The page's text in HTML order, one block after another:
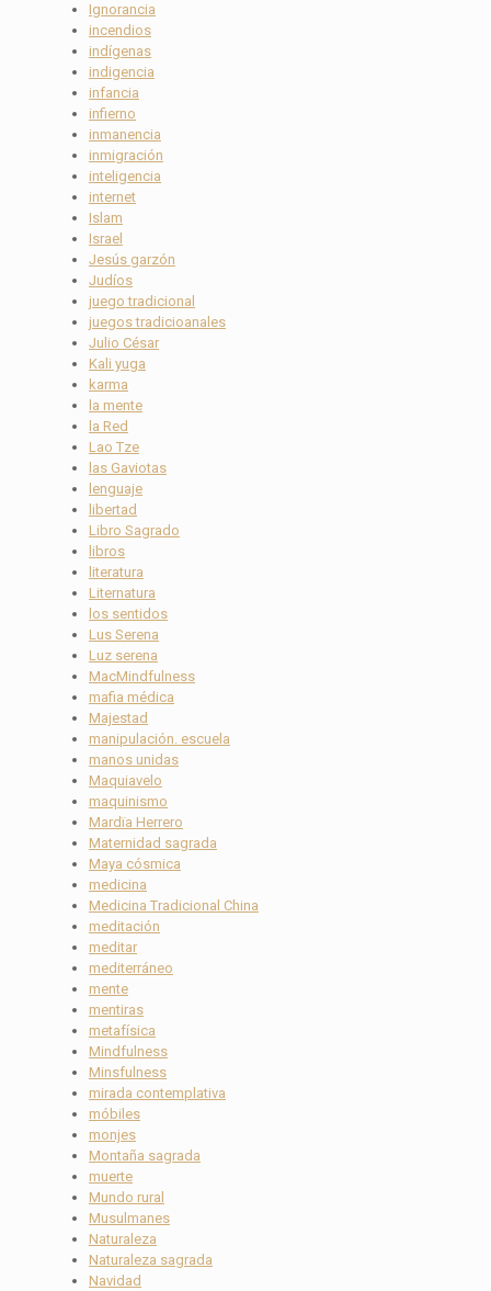
Ignorancia
incendios
indígenas
indigencia
infancia
infierno
inmanencia
inmigración
inteligencia
internet
Islam
Israel
Jesús garzón
Judíos
juego tradicional
juegos tradicioanales
Julio César
Kali yuga
karma
la mente
la Red
Lao Tze
las Gaviotas
lenguaje
libertad
Libro Sagrado
libros
literatura
Liternatura
los sentidos
Lus Serena
Luz serena
MacMindfulness
mafia médica
Majestad
manipulación. escuela
manos unidas
Maquiavelo
maquinismo
Mardïa Herrero
Maternidad sagrada
Maya cósmica
medicina
Medicina Tradicional China
meditación
meditar
mediterráneo
mente
mentiras
metafísica
Mindfulness
Minsfulness
mirada contemplativa
móbiles
monjes
Montaña sagrada
muerte
Mundo rural
Musulmanes
Naturaleza
Naturaleza sagrada
Navidad